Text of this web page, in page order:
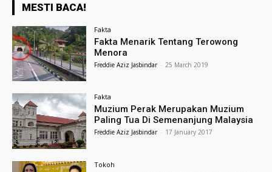
MESTI BACA!
Fakta
Fakta Menarik Tentang Terowong
Menora
Freddie Aziz Jasbindar - 25 March 2019
Fakta
Muzium Perak Merupakan Muzium
Paling Tua Di Semenanjung Malaysia
Freddie Aziz Jasbindar - 17 January 2017
Tokoh